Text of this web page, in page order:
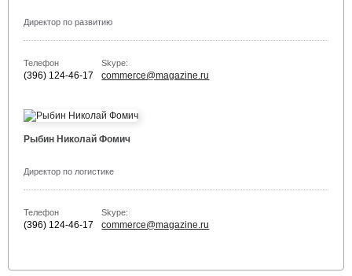
Директор по развитию
Телефон
(396) 124-46-17
Skype:
commerce@magazine.ru
Рыбин Николай Фомич
Директор по логистике
Телефон
(396) 124-46-17
Skype:
commerce@magazine.ru